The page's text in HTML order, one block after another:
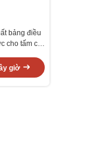
bảng điều
cho tấm có
giờ